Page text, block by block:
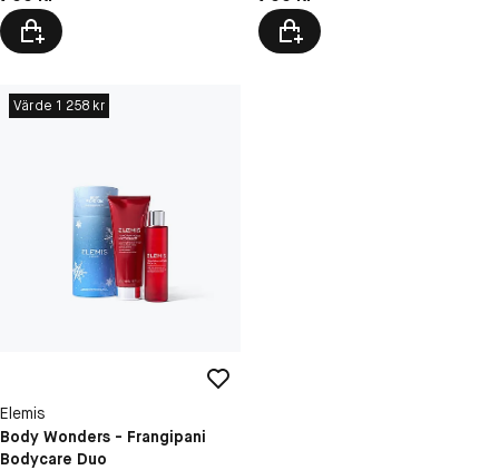
Värde 1 258 kr
Elemis
Body Wonders - Frangipani
Bodycare Duo